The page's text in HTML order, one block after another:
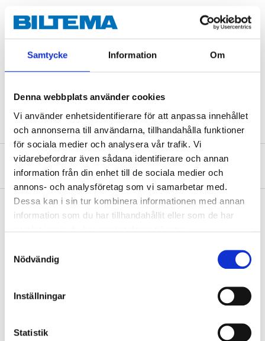
Samtycke Information Om
Denna webbplats använder cookies
Vi använder enhetsidentifierare för att anpassa innehållet
och annonserna till användarna, tillhandahålla funktioner
för sociala medier och analysera vår trafik. Vi
vidarebefordrar även sådana identifierare och annan
information från din enhet till de sociala medier och
annons- och analysföretag som vi samarbetar med.
Dessa kan i sin tur kombinera informationen med annan
information som du har tillhandahållit eller som de har
Nödvändig
Inställningar
Statistik
Technical specifications
Weight
40 g
Colour
Grey
About the manufacturer
Pay & Collect in your local store within 2 hours! For more information
Other customers also bought